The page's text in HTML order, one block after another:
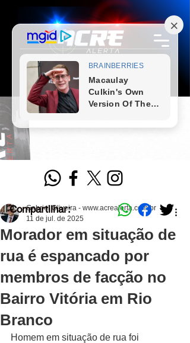
Morador em situação de
rua é espancado por
membros de facção no
Bairro Vitória em Rio
Branco
Gabriel Oliveira - www.acrealerta.com.br
11 de jul. de 2025
Homem em situação de rua foi
Compartilhar: